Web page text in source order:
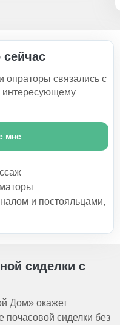
сейчас
связались с
интересующему
мне
и постояльцами,
сиделки с
Дом» окажет
сиделки без